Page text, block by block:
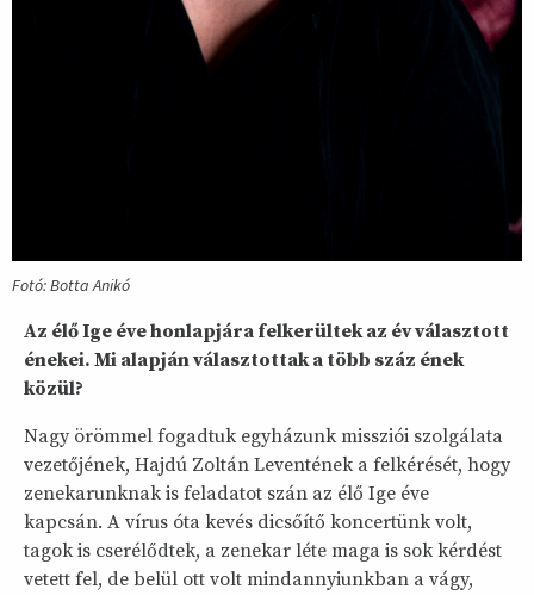
Fotó: Botta Anikó
Az élő Ige éve honlapjára felkerültek az év választott
énekei. Mi alapján választottak a több száz ének
közül?
Nagy örömmel fogadtuk egyházunk missziói szolgálata
vezetőjének, Hajdú Zoltán Leventének a felkérését, hogy
zenekarunknak is feladatot szán az élő Ige éve
kapcsán. A vírus óta kevés dicsőítő koncertünk volt,
tagok is cserélődtek, a zenekar léte maga is sok kérdést
vetett fel, de belül ott volt mindannyiunkban a vágy,